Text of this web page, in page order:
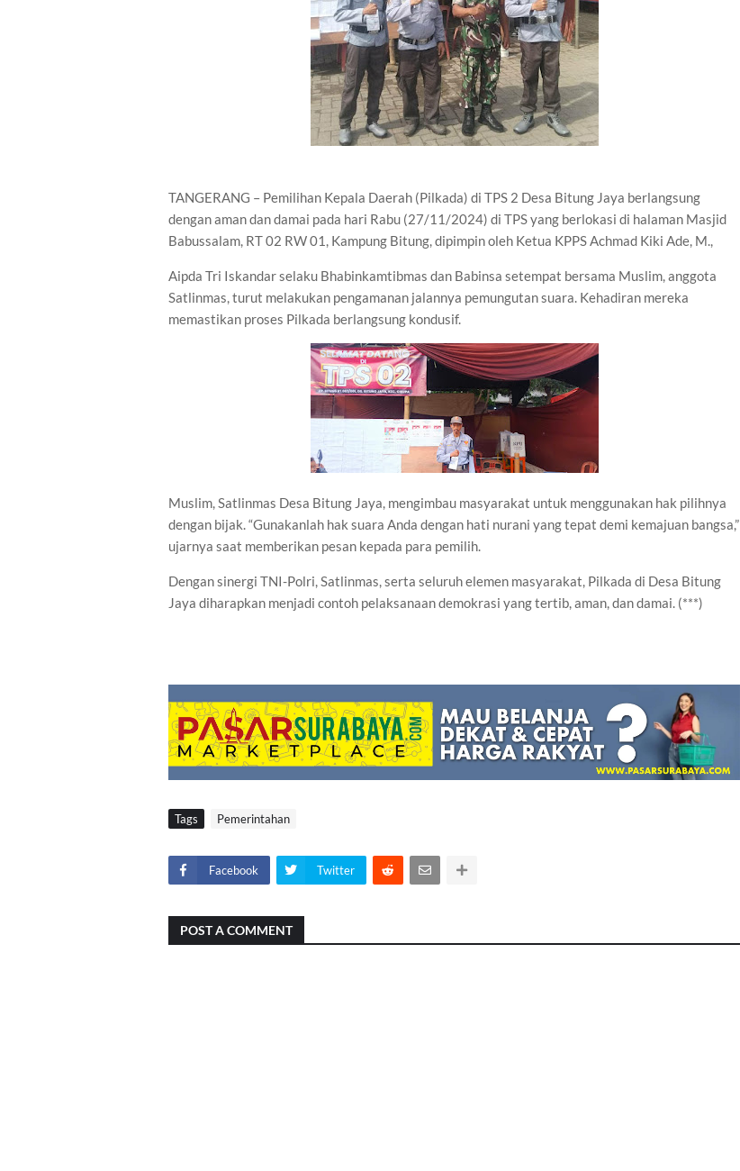
TANGERANG – Pemilihan Kepala Daerah (Pilkada) di TPS 2 Desa Bitung Jaya berlangsung
dengan aman dan damai pada hari Rabu (27/11/2024) di TPS yang berlokasi di halaman Masjid
Babussalam, RT 02 RW 01, Kampung Bitung, dipimpin oleh Ketua KPPS Achmad Kiki Ade, M.,
Aipda Tri Iskandar selaku Bhabinkamtibmas dan Babinsa setempat bersama Muslim, anggota
Satlinmas, turut melakukan pengamanan jalannya pemungutan suara. Kehadiran mereka
memastikan proses Pilkada berlangsung kondusif.
Muslim, Satlinmas Desa Bitung Jaya, mengimbau masyarakat untuk menggunakan hak pilihnya
dengan bijak. “Gunakanlah hak suara Anda dengan hati nurani yang tepat demi kemajuan bangsa,”
ujarnya saat memberikan pesan kepada para pemilih.
Dengan sinergi TNI-Polri, Satlinmas, serta seluruh elemen masyarakat, Pilkada di Desa Bitung
Jaya diharapkan menjadi contoh pelaksanaan demokrasi yang tertib, aman, dan damai. (***)
Tags Pemerintahan
Facebook Twitter
POST A COMMENT